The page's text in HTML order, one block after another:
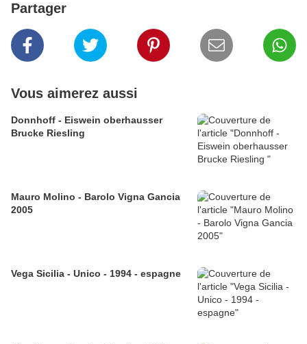
Partager
Vous aimerez aussi
Donnhoff - Eiswein oberhausser
Brucke Riesling
Mauro Molino - Barolo Vigna Gancia
2005
Vega Sicilia - Unico - 1994 - espagne